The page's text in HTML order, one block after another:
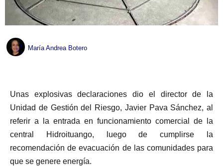
María Andrea Botero
Unas explosivas declaraciones dio el director de la
Unidad de Gestión del Riesgo, Javier Pava Sánchez, al
referir a la entrada en funcionamiento comercial de la
central Hidroituango, luego de cumplirse la
recomendación de evacuación de las comunidades para
que se genere energía.